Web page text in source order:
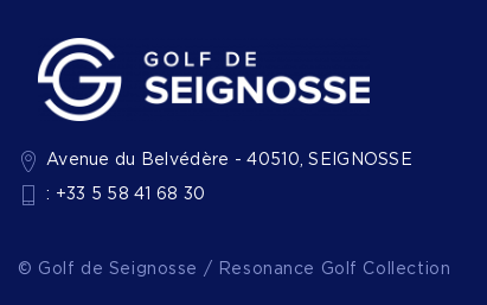
Avenue du Belvédère - 40510, SEIGNOSSE
: +33 5 58 41 68 30
© Golf de Seignosse / Resonance Golf Collection